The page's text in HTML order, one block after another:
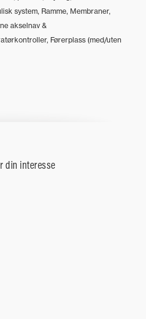
system, Ramme, Membraner,
akselnav &
Førerplass (med/uten
din interesse